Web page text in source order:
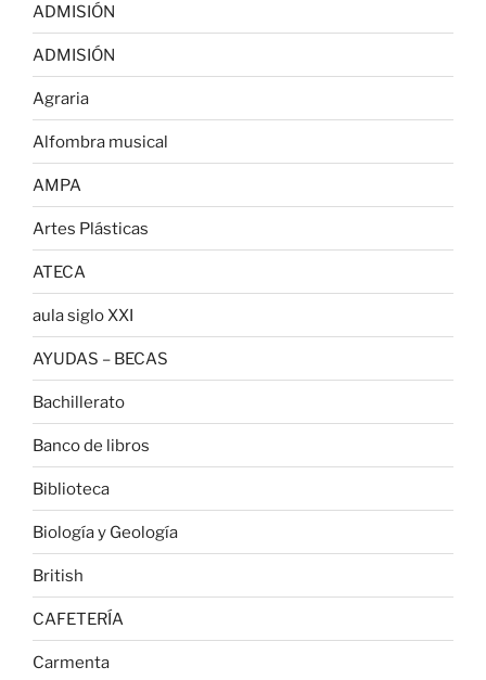
ADMISIÓN
ADMISIÓN
Agraria
Alfombra musical
AMPA
Artes Plásticas
ATECA
aula siglo XXI
AYUDAS – BECAS
Bachillerato
Banco de libros
Biblioteca
Biología y Geología
British
CAFETERÍA
Carmenta